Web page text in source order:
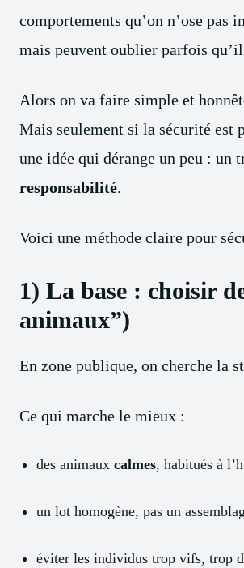
comportements qu’on n’ose pas
mais peuvent oublier parfois
Alors on va faire simple et
Mais seulement si la sécurité est
une idée qui dérange un peu : un
responsabilité.
Voici une méthode claire pour
1) La base : choisir
animaux”)
En zone publique, on cherche la
Ce qui marche le mieux :
des animaux calmes, habitués à
un lot homogène, pas un
éviter les individus trop vifs, trop